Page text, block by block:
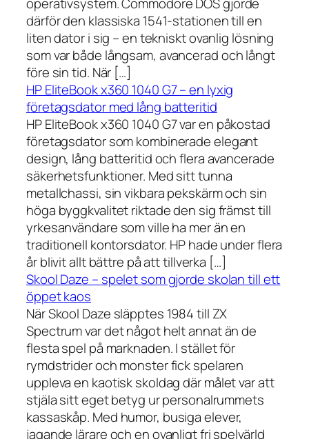
operativsystem. Commodore DOS gjorde
därför den klassiska 1541-stationen till en
liten dator i sig – en tekniskt ovanlig lösning
som var både långsam, avancerad och långt
före sin tid. När […]
HP EliteBook x360 1040 G7 – en lyxig
företagsdator med lång batteritid
HP EliteBook x360 1040 G7 var en påkostad
företagsdator som kombinerade elegant
design, lång batteritid och flera avancerade
säkerhetsfunktioner. Med sitt tunna
metallchassi, sin vikbara pekskärm och sin
höga byggkvalitet riktade den sig främst till
yrkesanvändare som ville ha mer än en
traditionell kontorsdator. HP hade under flera
år blivit allt bättre på att tillverka […]
Skool Daze – spelet som gjorde skolan till ett
öppet kaos
När Skool Daze släpptes 1984 till ZX
Spectrum var det något helt annat än de
flesta spel på marknaden. I stället för
rymdstrider och monster fick spelaren
uppleva en kaotisk skoldag där målet var att
stjäla sitt eget betyg ur personalrummets
kassaskåp. Med humor, busiga elever,
jagande lärare och en ovanligt fri spelvärld